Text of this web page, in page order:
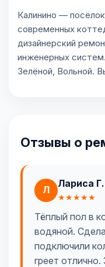
Калинино —
современных
дизайнерский
инженерных
Зелёной, Вольной.
Отзывы о
Л
Лариса Г.
★★★★★
Тёплый пол в
водяной.
подключили
греет